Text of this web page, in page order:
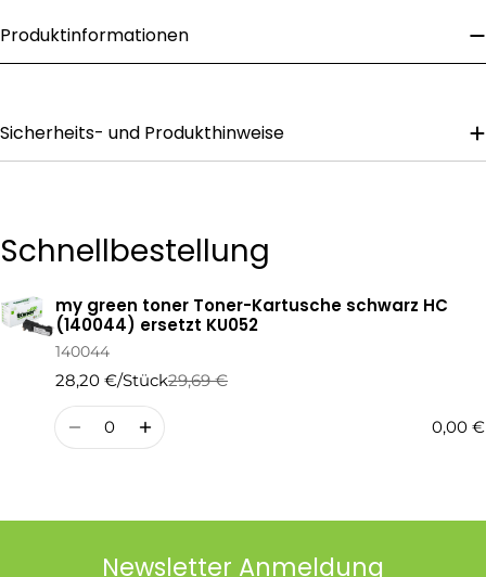
Telefonnummer
Ihre
Produktinformationen
Sicherheits- und Produkthinweise
Schnellbestellung
Ihr
Warenkorb
my green toner Toner-Kartusche schwarz HC
(140044) ersetzt KU052
140044
28,20 €/Stück
Regulärer
Preis
29,69 €
Verkaufspreis
Menge
0,00 €
Newsletter Anmeldung